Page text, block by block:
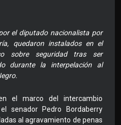
el diputado nacionalista por
quedaron instalados en el
sobre seguridad tras ser
durante la interpelación al
el marco del intercambio
senador Pedro Bordaberry
al agravamiento de penas